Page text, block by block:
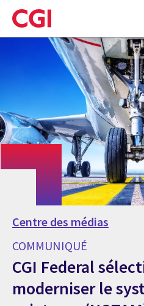
Skip
to
main
Centre des médias
COMMUNIQUÉ
CGI Federal
moderniser le